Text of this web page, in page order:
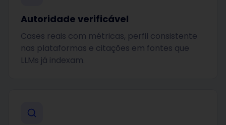
Autoridade verificável
Cases reais com métricas, perfil consistente
nas plataformas e citações em fontes que
LLMs já indexam.